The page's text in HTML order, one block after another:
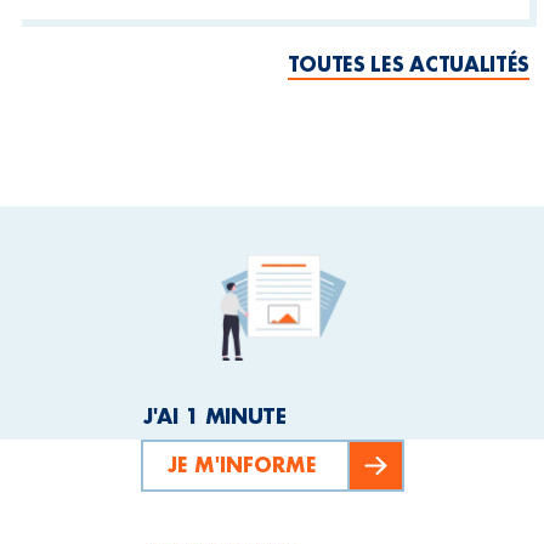
TOUTES LES ACTUALITÉS
J'AI 1 MINUTE
JE M'INFORME